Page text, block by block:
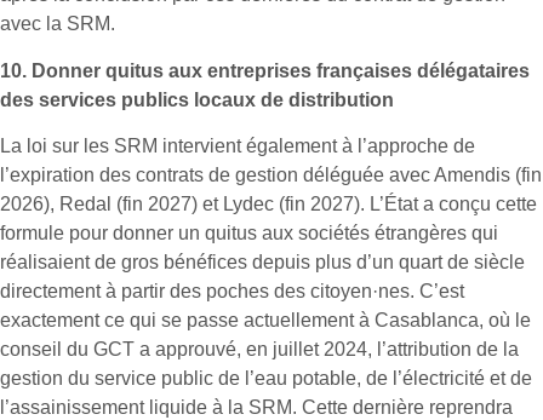
avec la SRM.
10. Donner quitus aux entreprises françaises délégataires
des services publics locaux de distribution
La loi sur les SRM intervient également à l’approche de
l’expiration des contrats de gestion déléguée avec Amendis (fin
2026), Redal (fin 2027) et Lydec (fin 2027). L’État a conçu cette
formule pour donner un quitus aux sociétés étrangères qui
réalisaient de gros bénéfices depuis plus d’un quart de siècle
directement à partir des poches des citoyen·nes. C’est
exactement ce qui se passe actuellement à Casablanca, où le
conseil du GCT a approuvé, en juillet 2024, l’attribution de la
gestion du service public de l’eau potable, de l’électricité et de
l’assainissement liquide à la SRM. Cette dernière reprendra